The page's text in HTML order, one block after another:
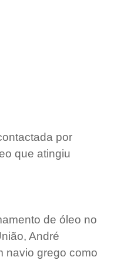
por
que atingiu
de óleo no
André
navio grego como